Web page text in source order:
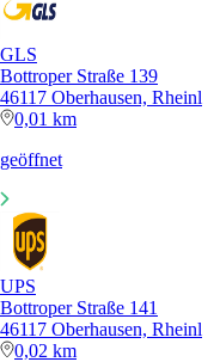
GLS
Bottroper Straße 139
46117 Oberhausen, Rheinl
0,01 km
geöffnet
UPS
Bottroper Straße 141
46117 Oberhausen, Rheinl
0,02 km